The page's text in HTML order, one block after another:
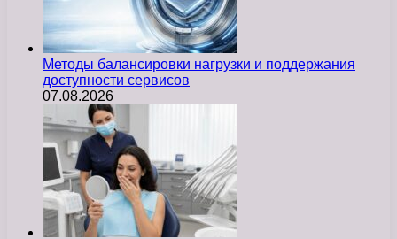
Методы балансировки нагрузки и поддержания
доступности сервисов
07.08.2026